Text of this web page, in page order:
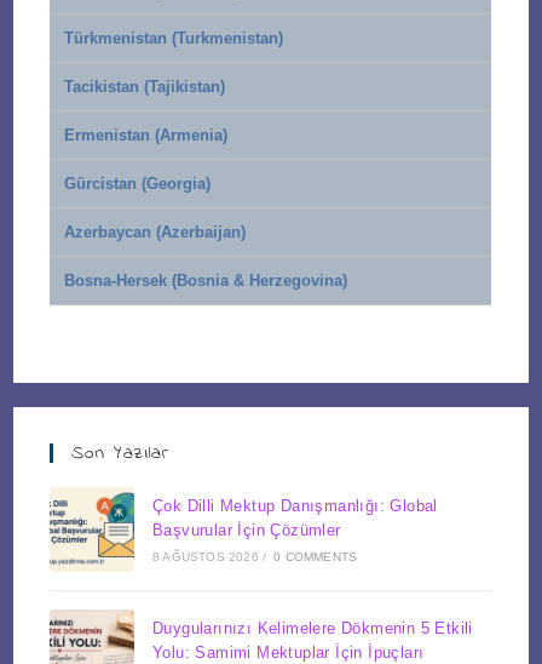
Türkmenistan (Turkmenistan)
Tacikistan (Tajikistan)
Ermenistan (Armenia)
Gürcistan (Georgia)
Azerbaycan (Azerbaijan)
Bosna-Hersek (Bosnia & Herzegovina)
Son Yazılar
Çok Dilli Mektup Danışmanlığı: Global
Başvurular İçin Çözümler
8 AĞUSTOS 2026 / 0 COMMENTS
Duygularınızı Kelimelere Dökmenin 5 Etkili
Yolu: Samimi Mektuplar İçin İpuçları